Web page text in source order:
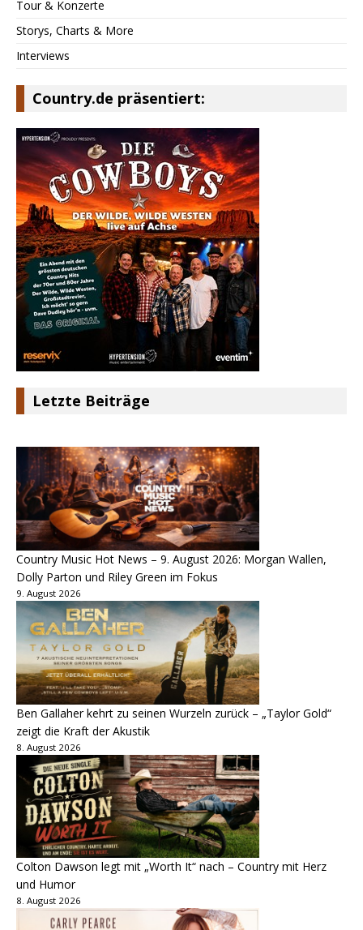
Tour & Konzerte
Storys, Charts & More
Interviews
Country.de präsentiert:
Letzte Beiträge
Country Music Hot News – 9. August 2026: Morgan Wallen,
Dolly Parton und Riley Green im Fokus
9. August 2026
Ben Gallaher kehrt zu seinen Wurzeln zurück – „Taylor Gold“
zeigt die Kraft der Akustik
8. August 2026
Colton Dawson legt mit „Worth It“ nach – Country mit Herz
und Humor
8. August 2026